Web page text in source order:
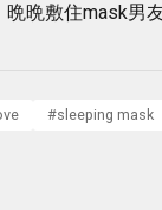
晩敷住mask男
#sleeping mask